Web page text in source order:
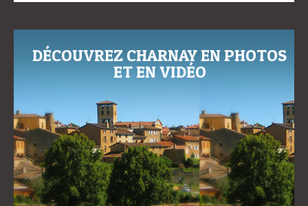
DÉCOUVREZ CHARNAY EN PHOTOS
ET EN VIDÉO